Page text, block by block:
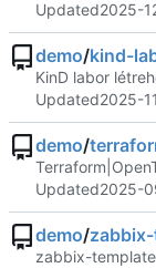
Updated2025-
demo/kind-
KinD labor
Updated2025-
demo/
Updated2025-
demo/
zabbix-